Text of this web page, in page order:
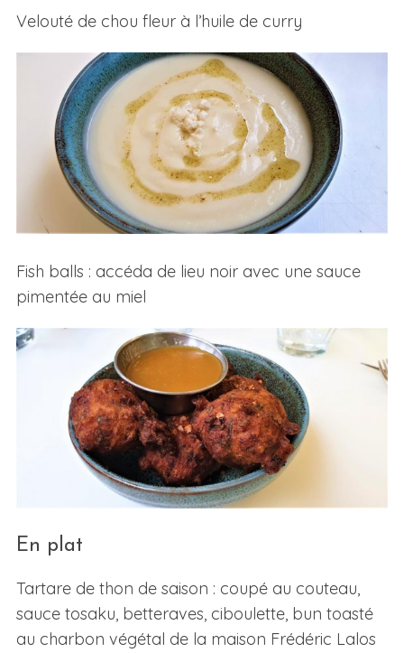
Velouté de chou fleur à l’huile de curry
Fish balls : accéda de lieu noir avec une sauce
pimentée au miel
En plat
Tartare de thon de saison : coupé au couteau,
sauce tosaku, betteraves, ciboulette, bun toasté
au charbon végétal de la maison Frédéric Lalos
S
e